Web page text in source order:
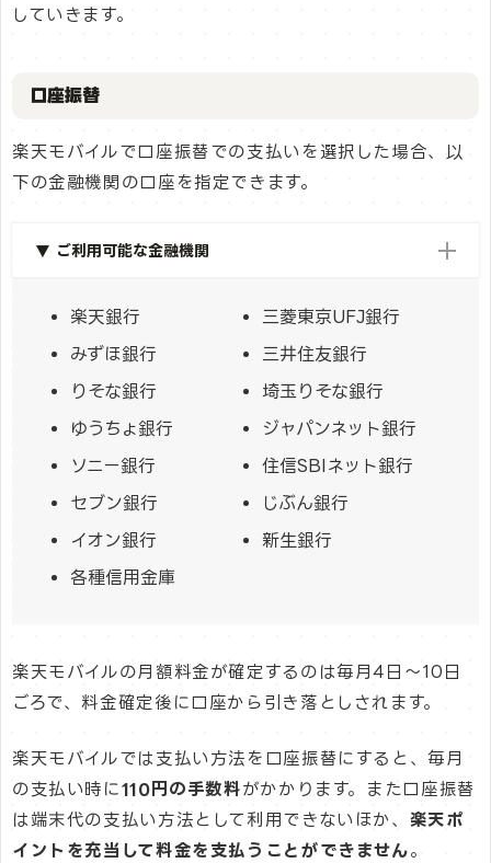
していきます。
口座振替
楽天モバイルで口座振替での支払いを選択した場合、以
下の金融機関の口座を指定できます。
▼ ご利用可能な金融機関
楽天銀行
三菱東京UFJ銀行
みずほ銀行
三井住友銀行
りそな銀行
埼玉りそな銀行
ゆうちょ銀行
ジャパンネット銀行
ソニー銀行
住信SBIネット銀行
セブン銀行
じぶん銀行
イオン銀行
新生銀行
各種信用金庫
楽天モバイルの月額料金が確定するのは毎月4日〜10日
ごろで、料金確定後に口座から引き落としされます。
楽天モバイルでは支払い方法を口座振替にすると、毎月
の支払い時に110円の手数料がかかります。また口座振替
は端末代の支払い方法として利用できないほか、 楽天ポ
イントを充当して料金を支払うことができません。